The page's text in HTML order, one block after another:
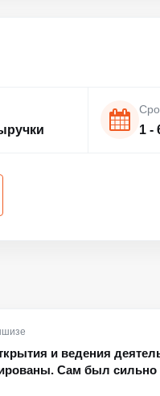
1 -
и ведения
Сам был сильно